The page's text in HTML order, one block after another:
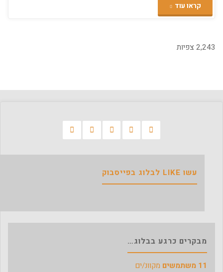
קראו עוד
על
בידיעות
8/4/2011"
2,243 צפיות
עשו LIKE לבלוג בפייסבוק
מבקרים כרגע בבלוג…
11 משתמשים
מקוונ/ים